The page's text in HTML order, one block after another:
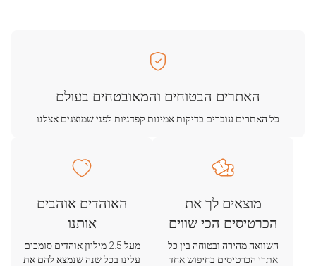
האתרים הבטוחים והמאובטחים בעולם
כל האתרים עוברים בדיקות אמינות קפדניות לפני שמוצגים אצלנו
מוצאים לך את
הכרטיסים הכי שווים
השוואה מהירה ובטוחה בין כל
אתרי הכרטיסים בחיפוש אחד
האוהדים אוהבים
אותנו
מעל 2.5 מיליון אוהדים סומכים
עלינו בכל שנה שנמצא להם את